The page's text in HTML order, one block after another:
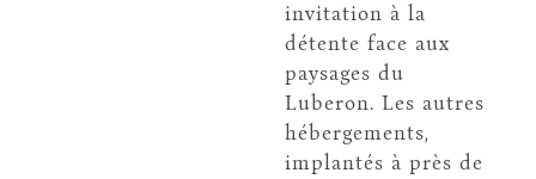
invitation à la
détente face aux
paysages du
Luberon. Les autres
hébergements,
implantés à près de